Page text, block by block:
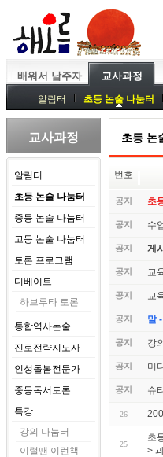
배워서 남주자 교사과정
알림터 초등 논술 나눔터
중등독서토론
특강 중
교사과정
알림터
초등 논술 나눔터
중등 논술 나눔터
고등 논술 나눔터
토론 프로그램
디베이트
하브루타 토론
통합역사논술
진로전략지도사
인성돌봄전문가
중등독서토론
특강
강의 나눔터
이럴땐 이런책
초등 논
번호
공지 초
공지 수
공지 게
공지 교
공지 교
공지 말
공지 강
공지 미
공지 슈
26
25
초
>